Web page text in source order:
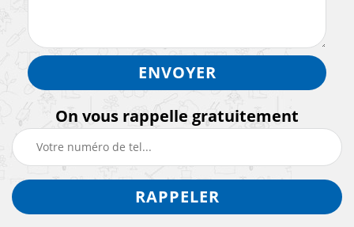
On vous rappelle gratuitement